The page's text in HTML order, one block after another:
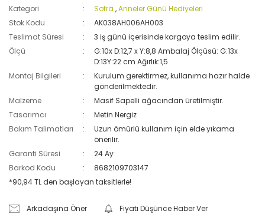
Kategori Sofra ,Anneler Günü Hediyeleri
Stok Kodu
AK038AH006AH003
Teslimat Süresi
3 iş günü içerisinde kargoya teslim edilir.
Ölçü
G:10x D:12,7 x Y:8,8 Ambalaj Ölçüsü: G:13x
D:13Y:22 cm Ağırlık:1,5
Montaj Bilgileri
Kurulum gerektirmez, kullanıma hazır halde
gönderilmektedir.
Malzeme
Masif Sapelli ağacından üretilmiştir.
Tasarımcı
Metin Nergiz
Bakım Talimatları
Uzun ömürlü kullanım için elde yıkama
önerilir.
Garanti Süresi
24 Ay
Barkod Kodu
8682109703147
*90,94 TL den başlayan taksitlerle!
Arkadaşına Öner
Fiyatı Düşünce Haber Ver